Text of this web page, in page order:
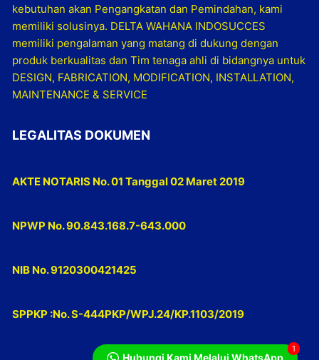
kebutuhan akan Pengangkatan dan Pemindahan, kami
memiliki solusinya. DELTA WAHANA INDOSUCCES
memiliki pengalaman yang matang di dukung dengan
produk berkualitas dan Tim tenaga ahli di bidangnya untuk
DESIGN, FABRICATION, MODIFICATION, INSTALLATION,
MAINTENANCE & SERVICE
LEGALITAS DOKUMEN
AKTE NOTARIS No. 01 Tanggal 02 Maret 2019
NPWP No. 90.843.168.7-643.000
NIB No. 9120300421425
SPPKP :No. S-444PKP/WPJ.24/KP.1103/2019
1